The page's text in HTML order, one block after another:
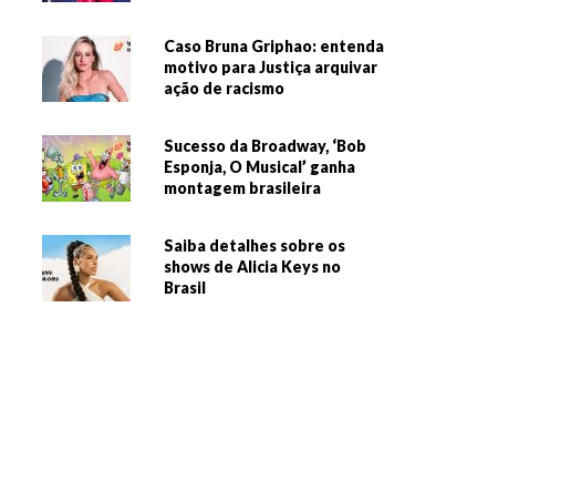
Caso Bruna Griphao: entenda
motivo para Justiça arquivar
ação de racismo
Sucesso da Broadway, ‘Bob
Esponja, O Musical’ ganha
montagem brasileira
Saiba detalhes sobre os
shows de Alicia Keys no
Brasil